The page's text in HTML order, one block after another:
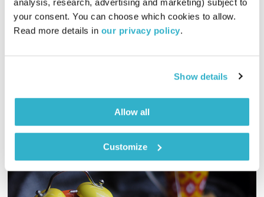
analysis, research, advertising and marketing) subject to
your consent. You can choose which cookies to allow.
Read more details in our privacy policy.
Show details
Allow all
Customize
24.03.20
00:09:44